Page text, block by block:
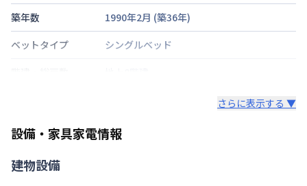
築年数
1990年2月 (築36年)
ベットタイプ
シングルベッド
部屋の向き
さらに表示する ▼
設備・家具家電情報
建物設備